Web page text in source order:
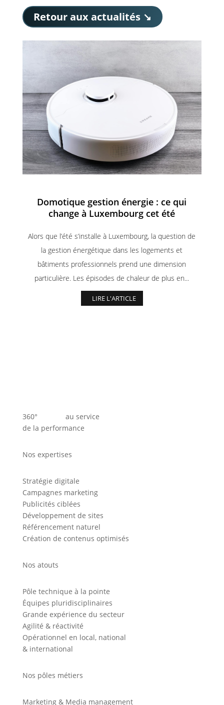
Retour aux actualités ↘
Domotique gestion énergie : ce qui
change à Luxembourg cet été
Alors que l’été s’installe à Luxembourg, la question de
la gestion énergétique dans les logements et
bâtiments professionnels prend une dimension
particulière. Les épisodes de chaleur de plus en...
LIRE L'ARTICLE
360° au service
de la performance
Nos expertises
Stratégie digitale
Campagnes marketing
Publicités ciblées
Développement de sites
Référencement naturel
Création de contenus optimisés
Nos atouts
Pôle technique à la pointe
Équipes pluridisciplinaires
Grande expérience du secteur
Agilité & réactivité
Opérationnel en local, national
& international
Nos pôles métiers
Marketing & Media management